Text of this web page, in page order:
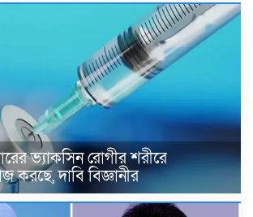
ভ্যাকসিন রোগীর শরীরে
করছে, দাবি বিজ্ঞানীর